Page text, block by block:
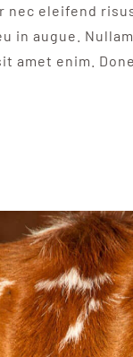
nec eleifend
in augue.
amet enim.